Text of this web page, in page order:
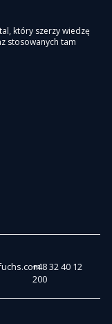
który szerzy wiedzę
stosowanych tam
+48 32 40 12
200